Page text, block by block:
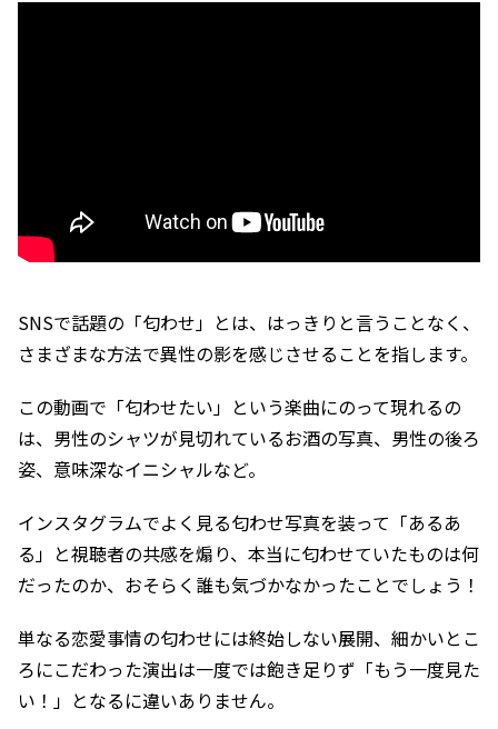
SNSで話題の「匂わせ」とは、はっきりと言うことなく、
さまざまな方法で異性の影を感じさせることを指します。
この動画で「匂わせたい」という楽曲にのって現れるの
は、男性のシャツが見切れているお酒の写真、男性の後ろ
姿、意味深なイニシャルなど。
インスタグラムでよく見る匂わせ写真を装って「あるあ
る」と視聴者の共感を煽り、本当に匂わせていたものは何
だったのか、おそらく誰も気づかなかったことでしょう！
単なる恋愛事情の匂わせには終始しない展開、細かいとこ
ろにこだわった演出は一度では飽き足りず「もう一度見た
い！」となるに違いありません。